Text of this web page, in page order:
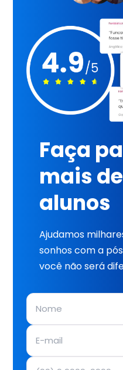
Faça
mais
alunos
Ajudamos
sonhos com a
você não será